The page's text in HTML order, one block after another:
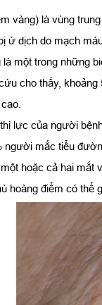
vàng) là vùng
ứ dịch do mạch
một trong những
cho thấy,
lực của người
người mắc tiểu
hoặc cả hai mắt
hoàng điểm có